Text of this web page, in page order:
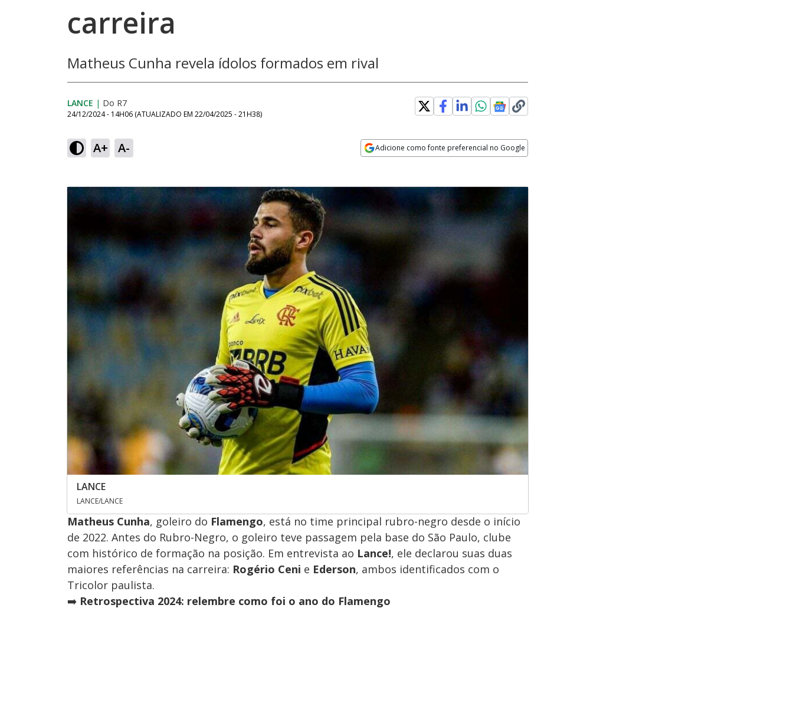
carreira
Matheus Cunha revela ídolos formados em rival
LANCE | Do R7
24/12/2024 - 14H06 (ATUALIZADO EM 22/04/2025 - 21H38)
A+ A- Adicione como fonte preferencial no Google
LANCE
LANCE/LANCE
Matheus Cunha, goleiro do Flamengo, está no time principal rubro-negro desde o início
de 2022. Antes do Rubro-Negro, o goleiro teve passagem pela base do São Paulo, clube
com histórico de formação na posição. Em entrevista ao Lance!, ele declarou suas duas
maiores referências na carreira: Rogério Ceni e Ederson, ambos identificados com o
Tricolor paulista.
➡️ Retrospectiva 2024: relembre como foi o ano do Flamengo